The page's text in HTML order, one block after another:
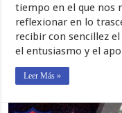
tiempo en el que nos
reflexionar en lo
recibir con sencillez
el entusiasmo y el
Leer Más »